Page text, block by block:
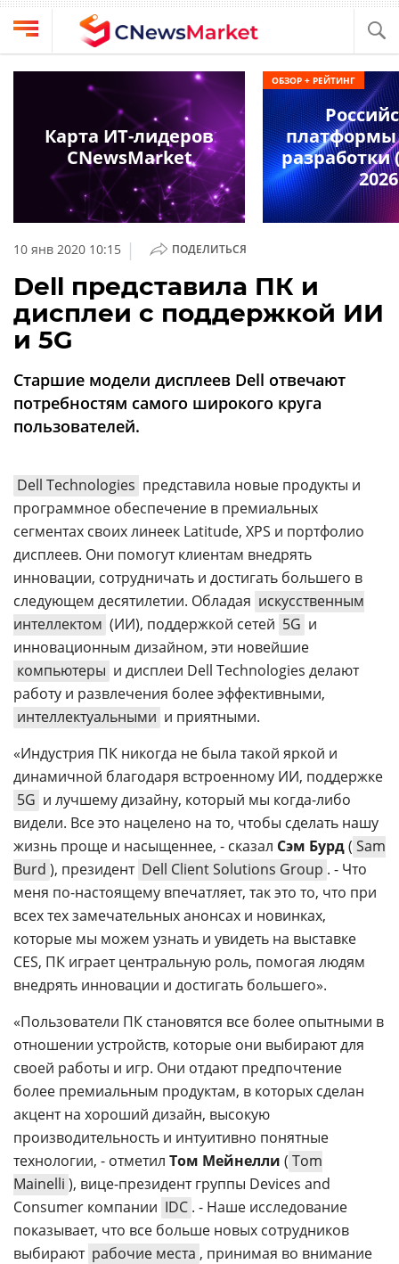
Выбрать
провайдера
Компании
обзоры
кабинет
О
проекте
Аналитика
Техника
ТВ
Об
издании
Реклама
Контакты
Max
Telegram
Дзен
VK
Rutube
CNews
Конференции
Техника
10 янв 2020 10:15 | ПОДЕЛИТЬСЯ
Dell представила ПК и
дисплеи с поддержкой ИИ
и 5G
Старшие модели дисплеев Dell отвечают
потребностям самого широкого круга
пользователей.
Dell Technologies представила новые продукты и
программное обеспечение в премиальных
сегментах своих линеек Latitude, XPS и портфолио
дисплеев. Они помогут клиентам внедрять
инновации, сотрудничать и достигать большего в
следующем десятилетии. Обладая искусственным
интеллектом (ИИ), поддержкой сетей 5G и
инновационным дизайном, эти новейшие
компьютеры и дисплеи Dell Technologies делают
работу и развлечения более эффективными,
интеллектуальными и приятными.
«Индустрия ПК никогда не была такой яркой и
динамичной благодаря встроенному ИИ, поддержке
5G и лучшему дизайну, который мы когда-либо
видели. Все это нацелено на то, чтобы сделать нашу
жизнь проще и насыщеннее, - сказал Сэм Бурд( Sam
Burd ), президент Dell Client Solutions Group . - Что
меня по-настоящему впечатляет, так это то, что при
всех тех замечательных анонсах и новинках,
которые мы можем узнать и увидеть на выставке
CES, ПК играет центральную роль, помогая людям
внедрять инновации и достигать большего».
«Пользователи ПК становятся все более опытными в
отношении устройств, которые они выбирают для
своей работы и игр. Они отдают предпочтение
более премиальным продуктам, в которых сделан
акцент на хороший дизайн, высокую
производительность и интуитивно понятные
технологии, - отметил Том Мейнелли ( Tom
Mainelli ), вице-президент группы Devices and
Consumer компании IDC . - Наше исследование
показывает, что все больше новых сотрудников
выбирают рабочие места , принимая во внимание
Карта ИТ-лидеров
CNewsMarket
платформы
разработки
2026
ОБЗОР + РЕЙТИНГ